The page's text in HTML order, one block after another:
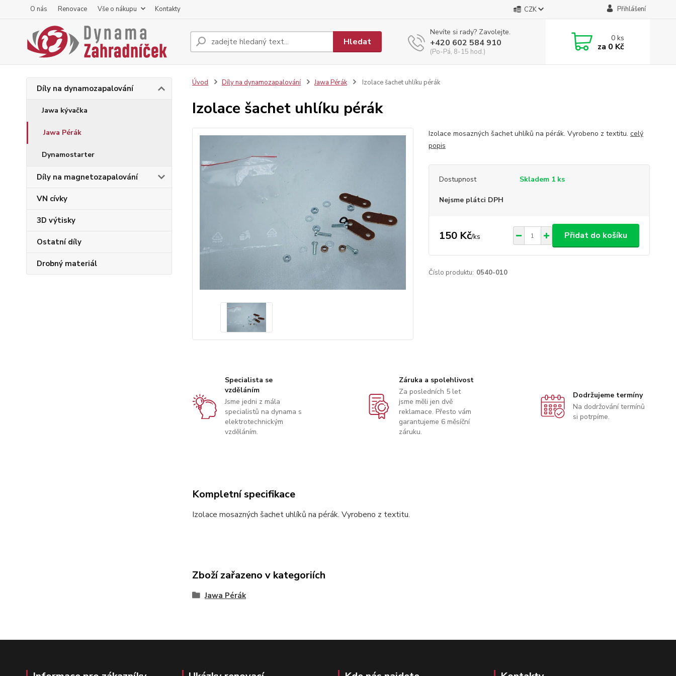
O nás Renovace Vše o nákupu Kontakty CZK Přihlášení
Hledat
Nevíte si rady? Zavolejte.
+420 602 584 910
(Po-Pá, 8-15 hod.)
0ks
za 0 Kč
Díly na dynamozapalování
Jawa kývačka
Jawa Pérák
Dynamostarter
Díly na magnetozapalování
VN cívky
3D výtisky
Ostatní díly
Drobný materiál
Úvod Díly na dynamozapalování Jawa Pérák Izolace šachet uhlíku pérák
Izolace šachet uhlíku pérák
Izolace mosazných šachet uhlíků na pérák. Vyrobeno z textitu. celý
popis
Dostupnost Skladem 1 ks
Nejsme plátci DPH
150 Kč/ks Přidat do košíku
Číslo produktu: 0540-010
Specialista se
vzděláním
Jsme jedni z mála
specialistů na dynama s
elektrotechnickým
vzděláním.
Záruka a spolehlivost
Za posledních 5 let
jsme měli jen dvě
reklamace. Přesto vám
garantujeme 6 měsíční
záruku.
Dodržujeme termíny
Na dodržování termínů
si potrpíme.
Kompletní specifikace
Izolace mosazných šachet uhlíků na pérák. Vyrobeno z textitu.
Zboží zařazeno v kategoriích
Jawa Pérák